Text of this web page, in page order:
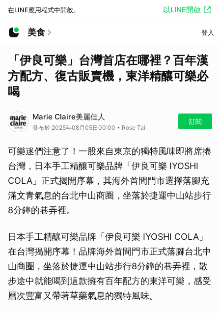
在LINE應用程式中開啟。 以LINE開啟
美食 登入
「伊良可樂」台灣首店在哪裡？百年漢
方配方、復古販賣機，東洋精釀可樂必
喝
Marie Claire美麗佳人
發布於 2025年08月05日00:00 • Rose Tai
訂閱
可樂迷們注意了！一股來自東京的獨特風味即將席捲
台灣，日本手工精釀可樂品牌「伊良可樂 IYOSHI
COLA」正式揭開序幕，其海外首間門市選擇落腳充
滿文青氣息的台北中山商圈，坐落於捷運中山站步行
8分鐘的巷弄裡。
日本手工精釀可樂品牌「伊良可樂 IYOSHI COLA」
在台灣揭開序幕！品牌海外首間門市正式落腳台北中
山商圈，坐落於捷運中山站步行8分鐘的巷弄裡，散
步途中就能喝到這款擁有百年配方的東洋可樂，感受
層次豐富又帶著草藥氣息的獨特風味。